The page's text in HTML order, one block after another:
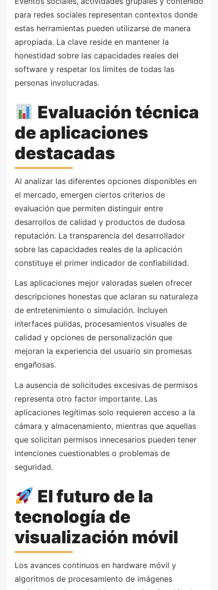
para redes sociales representan contextos donde
estas herramientas pueden utilizarse de manera
apropiada. La clave reside en mantener la
honestidad sobre las capacidades reales del
software y respetar los límites de todas las
personas involucradas.
Evaluación técnica
de aplicaciones
destacadas
Al analizar las diferentes opciones disponibles en
el mercado, emergen ciertos criterios de
evaluación que permiten distinguir entre
desarrollos de calidad y productos de dudosa
reputación. La transparencia del desarrollador
sobre las capacidades reales de la aplicación
constituye el primer indicador de confiabilidad.
Las aplicaciones mejor valoradas suelen ofrecer
descripciones honestas que aclaran su naturaleza
de entretenimiento o simulación. Incluyen
interfaces pulidas, procesamientos visuales de
calidad y opciones de personalización que
mejoran la experiencia del usuario sin promesas
engañosas.
La ausencia de solicitudes excesivas de permisos
representa otro factor importante. Las
aplicaciones legítimas solo requieren acceso a la
cámara y almacenamiento, mientras que aquellas
que solicitan permisos innecesarios pueden tener
intenciones cuestionables o problemas de
seguridad.
El futuro de la
tecnología de
visualización móvil
Los avances continuos en hardware móvil y
algoritmos de procesamiento de imágenes